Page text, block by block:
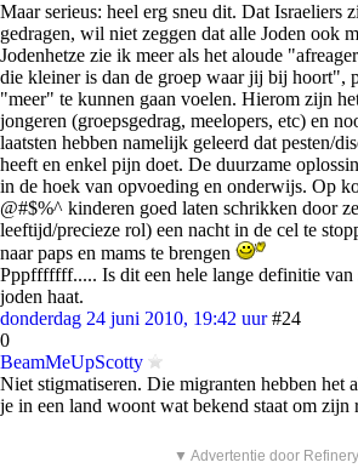
Maar serieus: heel erg sneu dit. Dat Israeliers
gedragen, wil niet zeggen dat alle Joden ook
Jodenhetze zie ik meer als het aloude
die kleiner is dan de groep waar jij bij hoort",
"meer" te kunnen gaan voelen. Hierom zijn
jongeren (groepsgedrag, meelopers, etc) en
laatsten hebben namelijk geleerd dat pesten/
heeft en enkel pijn doet. De duurzame
in de hoek van opvoeding en onderwijs. Op
@#$%^ kinderen goed laten schrikken door
leeftijd/precieze rol) een nacht in de cel te
naar paps en mams te brengen
Pppfffffff..... Is dit een hele lange definitie van
joden haat.
donderdag 24 juni 2010, 19:42 uur #24
0
BeamMeUpScotty
Niet stigmatiseren. Die migranten hebben het
je in een land woont wat bekend staat om zijn
▼ Advertentie door